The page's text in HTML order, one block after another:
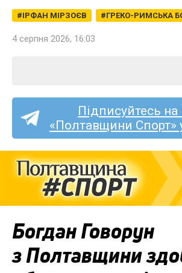
ІРФАН МІРЗОЄВ ГРЕКО-РИМСЬКА
4 серпня 2026, 16:03
Підписуйтесь на
«Полтавщини Спорт»
Богдан Говорун
з Полтавщини